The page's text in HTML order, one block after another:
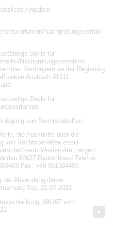
Angaben
Nachprüfungsverfahr
Stelle für
Nachprüfungsverfahren
Nordbayern an der Regierung
Ansbach 91511
Stelle für
von Rechtsbehelfen
die Auskünfte über die
von Rechtsbehelfen erteilt
Weiden Am Langen
92637 Deutschland Telefon:
Fax: +49 961304400
der Absendung dieser
Tag: 21.07.2022
166167 vom